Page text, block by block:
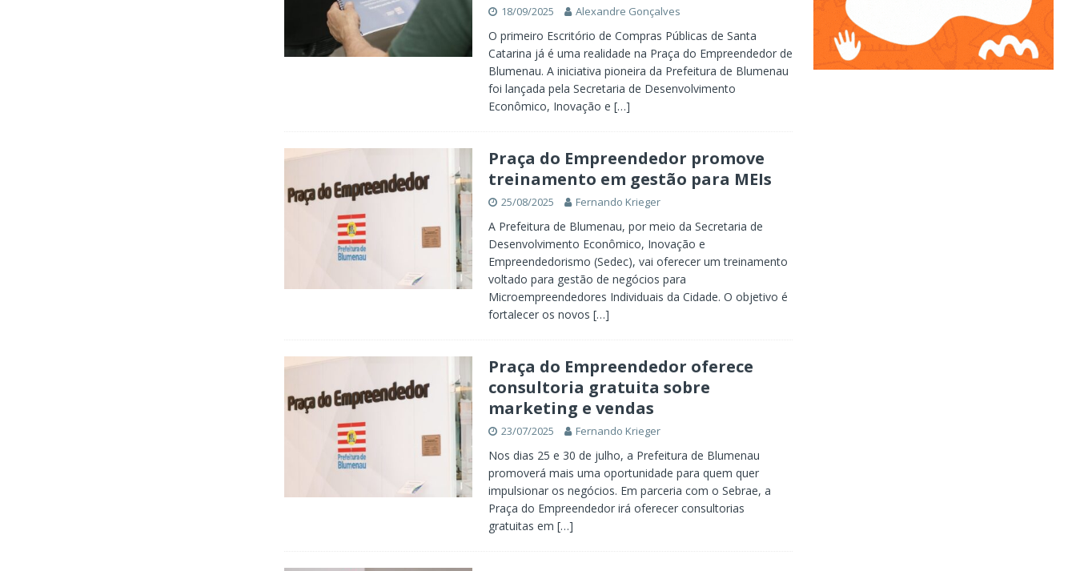
18/09/2025 Alexandre Gonçalves
O primeiro Escritório de Compras Públicas de Santa
Catarina já é uma realidade na Praça do Empreendedor de
Blumenau. A iniciativa pioneira da Prefeitura de Blumenau
foi lançada pela Secretaria de Desenvolvimento
Econômico, Inovação e […]
Praça do Empreendedor promove
treinamento em gestão para MEIs
25/08/2025 Fernando Krieger
A Prefeitura de Blumenau, por meio da Secretaria de
Desenvolvimento Econômico, Inovação e
Empreendedorismo (Sedec), vai oferecer um treinamento
voltado para gestão de negócios para
Microempreendedores Individuais da Cidade. O objetivo é
fortalecer os novos […]
Praça do Empreendedor oferece
consultoria gratuita sobre
marketing e vendas
23/07/2025 Fernando Krieger
Nos dias 25 e 30 de julho, a Prefeitura de Blumenau
promoverá mais uma oportunidade para quem quer
impulsionar os negócios. Em parceria com o Sebrae, a
Praça do Empreendedor irá oferecer consultorias
gratuitas em […]